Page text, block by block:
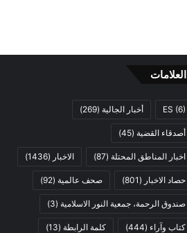
العلامات
ES (6) أخبار الجالية (269)
أصدقاء القضية (45)
اخبار المناطق المحتلة (87) الاخبار (1436)
حصاد الاخبار (801) صحف عالمية (92)
صندوق الرحمة، جمعية النور الاسلامية (3)
كتاب وآراء (444) كلمة الرابطة (13)